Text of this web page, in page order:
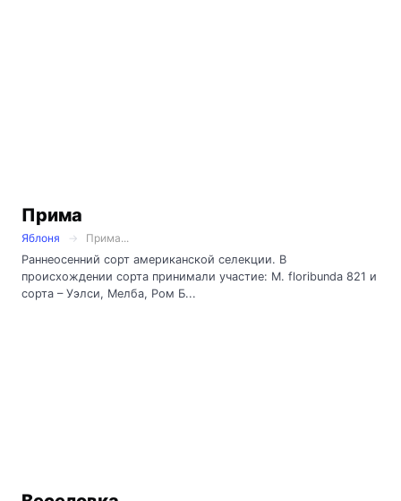
Прима
Яблоня
Прима...
Раннеосенний сорт американской селекции. В
происхождении сорта принимали участие: M. floribunda 821 и
сорта – Уэлси, Мелба, Ром Б...